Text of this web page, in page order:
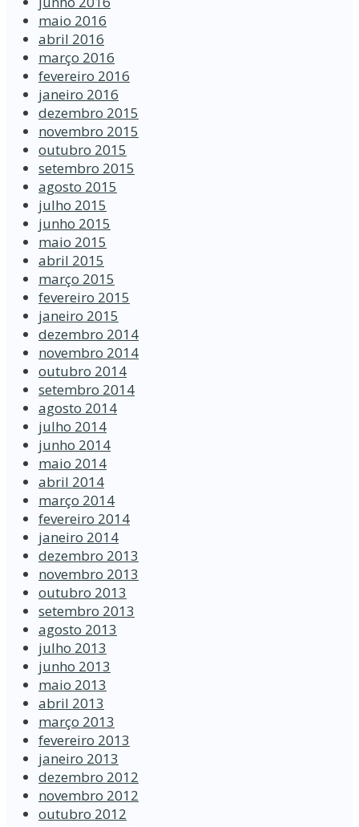
maio 2016
abril 2016
março 2016
fevereiro 2016
janeiro 2016
dezembro 2015
novembro 2015
outubro 2015
setembro 2015
agosto 2015
julho 2015
junho 2015
maio 2015
abril 2015
março 2015
fevereiro 2015
janeiro 2015
dezembro 2014
novembro 2014
outubro 2014
setembro 2014
agosto 2014
julho 2014
junho 2014
maio 2014
abril 2014
março 2014
fevereiro 2014
janeiro 2014
dezembro 2013
novembro 2013
outubro 2013
setembro 2013
agosto 2013
julho 2013
junho 2013
maio 2013
abril 2013
março 2013
fevereiro 2013
janeiro 2013
dezembro 2012
novembro 2012
outubro 2012